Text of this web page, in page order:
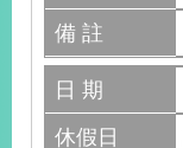
備 註
日 期
休假日